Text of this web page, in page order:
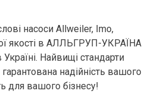
насоси Allweiler, Imo,
якості в АЛЛЬГРУП-УКРАЇНА
Найвищі стандарти
надійність вашого
для вашого бізнесу!